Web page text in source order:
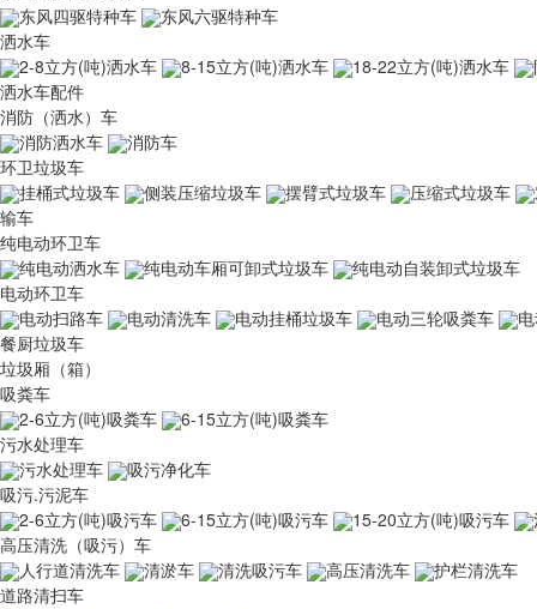
东风四驱特种车
东风六驱特种车
洒水车
2-8立方(吨)洒水车
8-15立方(吨)洒水车 18-22立方(吨)洒水车
洒水车配件
消防（洒水）车
消防洒水车
消防车
环卫垃圾车
挂桶式垃圾车
侧装压缩垃圾车 摆臂式垃圾车 压缩式垃圾车
输车
纯电动环卫车
纯电动洒水车
纯电动车厢可卸式垃圾车
纯电动自装卸式垃圾车
电动环卫车
电动扫路车
电动清洗车 电动挂桶垃圾车 电动三轮吸粪车
餐厨垃圾车
垃圾厢（箱）
吸粪车
2-6立方(吨)吸粪车
6-15立方(吨)吸粪车
污水处理车
污水处理车
吸污净化车
吸污.污泥车
2-6立方(吨)吸污车
6-15立方(吨)吸污车 15-20立方(吨)吸污车
高压清洗（吸污）车
人行道清洗车
清淤车 清洗吸污车 高压清洗车
护栏清洗车
道路清扫车